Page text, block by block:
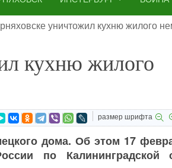
уничтожил кухню жилого
кухню жилого
размер шрифта
дома. Об этом 17
по Калининградской